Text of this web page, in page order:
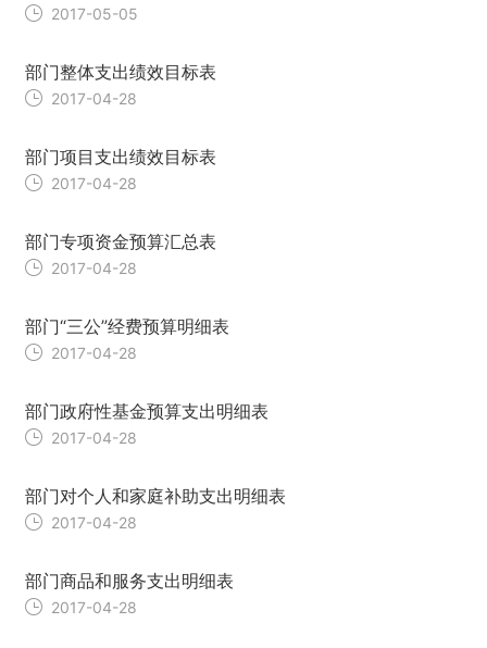
2017-05-05
部门整体支出绩效目标表
2017-04-28
部门项目支出绩效目标表
2017-04-28
部门专项资金预算汇总表
2017-04-28
部门“三公”经费预算明细表
2017-04-28
部门政府性基金预算支出明细表
2017-04-28
部门对个人和家庭补助支出明细表
2017-04-28
部门商品和服务支出明细表
2017-04-28